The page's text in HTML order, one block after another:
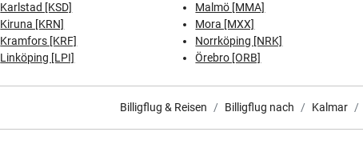
Karlstad [KSD]
Kiruna [KRN]
Kramfors [KRF]
Linköping [LPI]
Malmö [MMA]
Mora [MXX]
Norrköping [NRK]
Örebro [ORB]
Billigflug & Reisen Billigflug nach Kalmar